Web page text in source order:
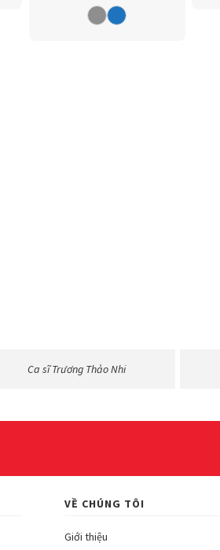
Ca sĩ Trương Thảo Nhi
VỀ CHÚNG TÔI
Giới thiệu